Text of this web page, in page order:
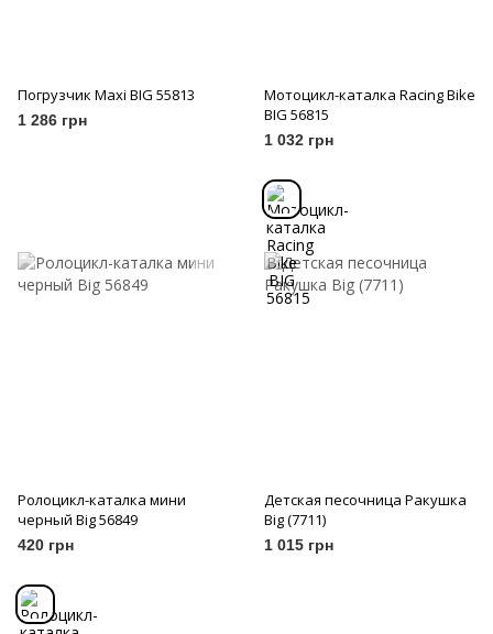
Погрузчик Maxi BIG 55813
1 286 грн
Мотоцикл-каталка Racing Bike
BIG 56815
1 032 грн
Ролоцикл-каталка мини
черный Big 56849
420 грн
Детская песочница Ракушка
Big (7711)
1 015 грн